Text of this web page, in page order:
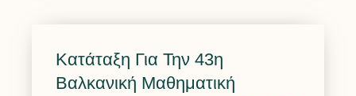
Κατάταξη Για Την 43η
Βαλκανική Μαθηματική